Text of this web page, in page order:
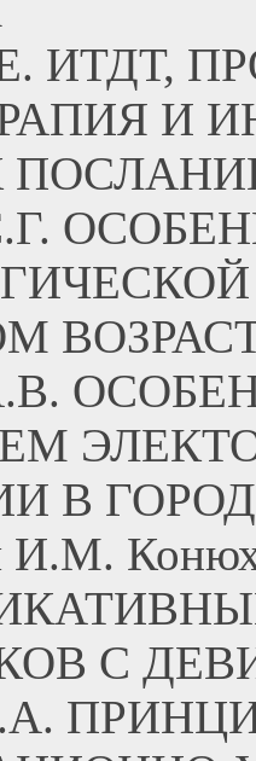
ИТДТ,
И
С.Г.
А.В.
В
И.М.
С